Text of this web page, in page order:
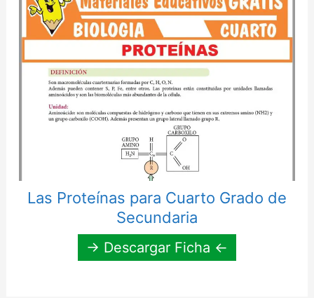
Las Proteínas para Cuarto Grado de
Secundaria
→ Descargar Ficha ←